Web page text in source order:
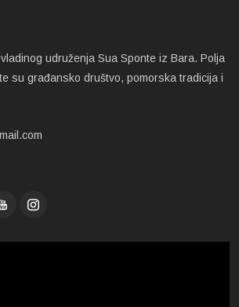
udruženja Sua Sponte iz Bara. Polja
su građansko društvo, pomorska tradicija i